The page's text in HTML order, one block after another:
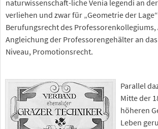
naturwissenschaft-liche Venia legendi an
verliehen und zwar für „Geometrie der
Berufungsrecht des
Angleichung der Professorengehälter an
Niveau, Promotionsrecht.
Parallel
Mitte der
höheren
Leben